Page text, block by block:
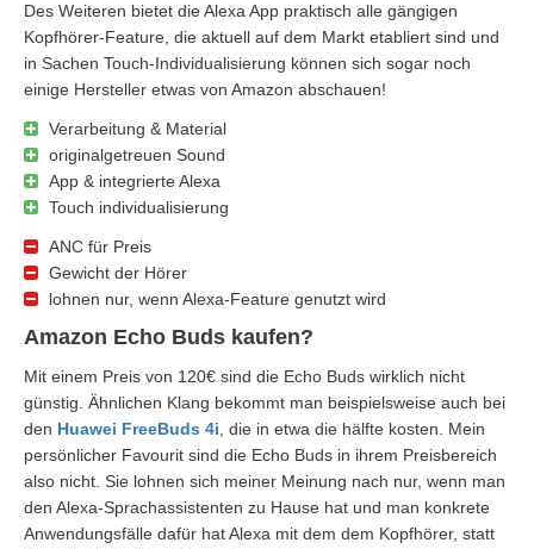
Des Weiteren bietet die Alexa App praktisch alle gängigen
Kopfhörer-Feature, die aktuell auf dem Markt etabliert sind und
in Sachen Touch-Individualisierung können sich sogar noch
einige Hersteller etwas von Amazon abschauen!
Verarbeitung & Material
originalgetreuen Sound
App & integrierte Alexa
Touch individualisierung
ANC für Preis
Gewicht der Hörer
lohnen nur, wenn Alexa-Feature genutzt wird
Amazon Echo Buds kaufen?
Mit einem Preis von 120€ sind die Echo Buds wirklich nicht
günstig. Ähnlichen Klang bekommt man beispielsweise auch bei
den Huawei FreeBuds 4i, die in etwa die hälfte kosten. Mein
persönlicher Favourit sind die Echo Buds in ihrem Preisbereich
also nicht. Sie lohnen sich meiner Meinung nach nur, wenn man
den Alexa-Sprachassistenten zu Hause hat und man konkrete
Anwendungsfälle dafür hat Alexa mit dem dem Kopfhörer, statt